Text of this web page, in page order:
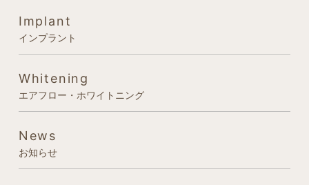
Implant
インプラント
Whitening
エアフロー・ホワイトニング
News
お知らせ